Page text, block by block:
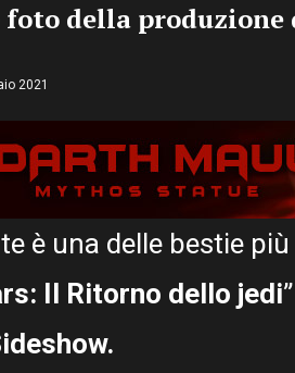
della produzione
2021
è una delle bestie
Il Ritorno dello jedi